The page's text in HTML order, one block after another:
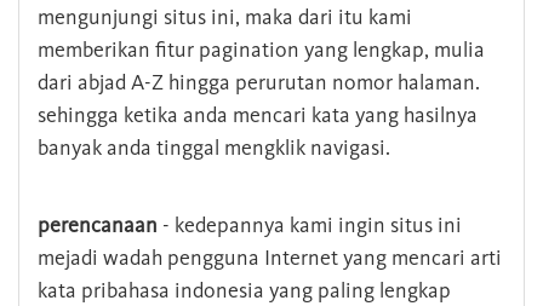
mengunjungi situs ini, maka dari itu kami
memberikan fitur pagination yang lengkap, mulia
dari abjad A-Z hingga perurutan nomor halaman.
sehingga ketika anda mencari kata yang hasilnya
banyak anda tinggal mengklik navigasi.
perencanaan - kedepannya kami ingin situs ini
mejadi wadah pengguna Internet yang mencari arti
kata pribahasa indonesia yang paling lengkap